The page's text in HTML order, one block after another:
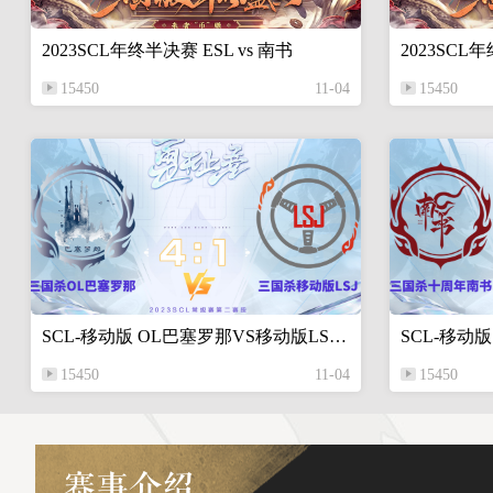
2023SCL年终半决赛 ESL vs 南书
15450 11-04
2023SCL
15450
SCL-移动版 OL巴塞罗那VS移动版LSJ 10月15日
15450 11-04 15450